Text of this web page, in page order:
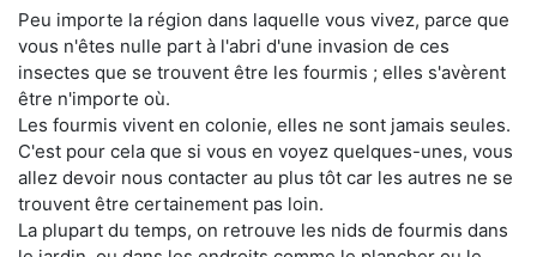
Peu importe la région dans laquelle vous vivez, parce que
vous n'êtes nulle part à l'abri d'une invasion de ces
insectes que se trouvent être les fourmis ; elles s'avèrent
être n'importe où.
Les fourmis vivent en colonie, elles ne sont jamais seules.
C'est pour cela que si vous en voyez quelques-unes, vous
allez devoir nous contacter au plus tôt car les autres ne se
trouvent être certainement pas loin.
La plupart du temps, on retrouve les nids de fourmis dans